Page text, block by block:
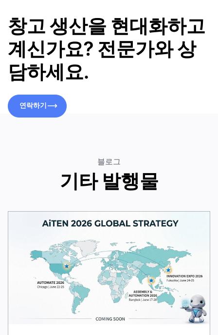
창고 생산을 현대화하고
계신가요? 전문가와 상
담하세요.
연락하기
블로그
기타 발행물